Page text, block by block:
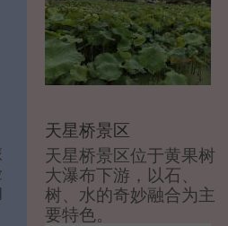
天星桥景区
天星桥景区位于黄果树
大瀑布下游，以石、
树、水的奇妙融合为主
要特色。